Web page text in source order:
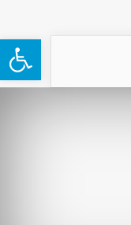
Open toolbar